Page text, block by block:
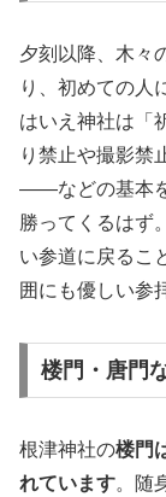
夕刻以降、木々
り、初めての人
はいえ神社は「
り禁止や撮影禁
――などの基本を
勝ってくるはず
い参道に戻るこ
囲にも優しい参
楼門・唐門
根津神社の楼門
れています。随